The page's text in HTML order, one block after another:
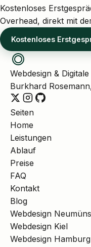
Kostenloses
Overhead, direkt mit
Kostenloses
Webdesign &
Burkhard
Seiten
Home
Leistungen
Ablauf
Preise
FAQ
Kontakt
Blog
Webdesign
Webdesign Kiel
Webdesign Hamburg